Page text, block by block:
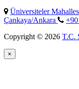
Üniversiteler
Çankaya/Ankara
Copyright © 2026 T.C.
×